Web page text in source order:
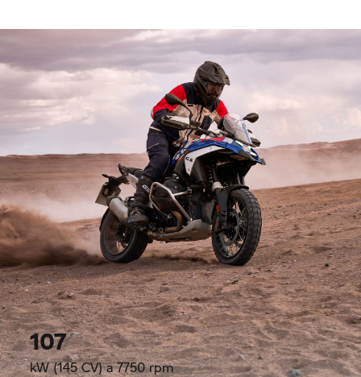
107
kW (145 CV) a 7750 rpm